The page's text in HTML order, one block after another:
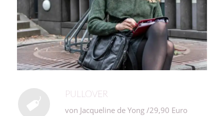
PULLOVER
von Jacqueline de Yong /29,90 Euro